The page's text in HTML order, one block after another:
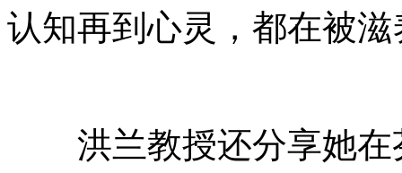
认知再到心灵，都在被
洪兰教授还分享她在